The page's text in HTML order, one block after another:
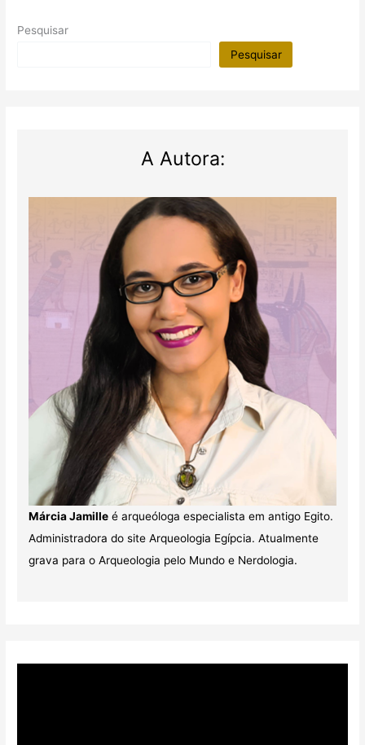
Pesquisar
Pesquisar
A Autora:
Márcia Jamilleé arqueóloga especialista em antigo Egito.
Administradora do site Arqueologia Egípcia. Atualmente
grava para o Arqueologia pelo Mundo e Nerdologia.